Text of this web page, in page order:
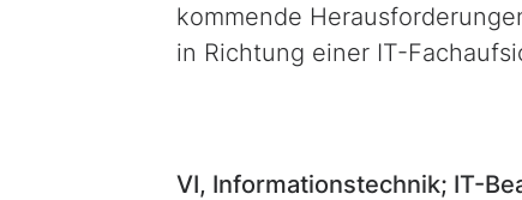
kommende
in Richtung einer IT-
VI, Informationstechnik; IT-